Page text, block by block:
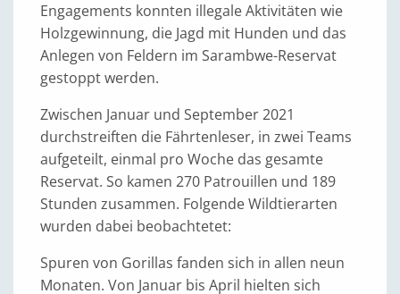
Engagements konnten illegale Aktivitäten wie
Holzgewinnung, die Jagd mit Hunden und das
Anlegen von Feldern im Sarambwe-Reservat
gestoppt werden.
Zwischen Januar und September 2021
durchstreiften die Fährtenleser, in zwei Teams
aufgeteilt, einmal pro Woche das gesamte
Reservat. So kamen 270 Patrouillen und 189
Stunden zusammen. Folgende Wildtierarten
wurden dabei beobachtetet:
Spuren von Gorillas fanden sich in allen neun
Monaten. Von Januar bis April hielten sich